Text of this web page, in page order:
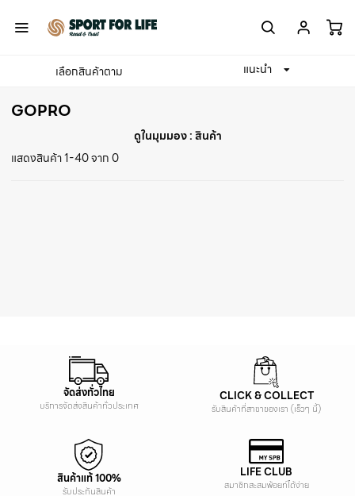
GOPRO
GOPRO
เลือกสินค้าตาม
ดูในมุมมอง :สินค้า
แสดงสินค้า 1-40 จาก 0
แนะนำ
จัดส่งทั่วไทย
บริการจัดส่งสินค้าทั่วประเทศ
CLICK & COLLECT
รับสินค้าที่สาขาของเรา (เร็วๆ นี้)
สินค้าแท้ 100%
รับประกันสินค้า
LIFE CLUB
สมาชิกสะสมพ้อยท์ได้ง่าย